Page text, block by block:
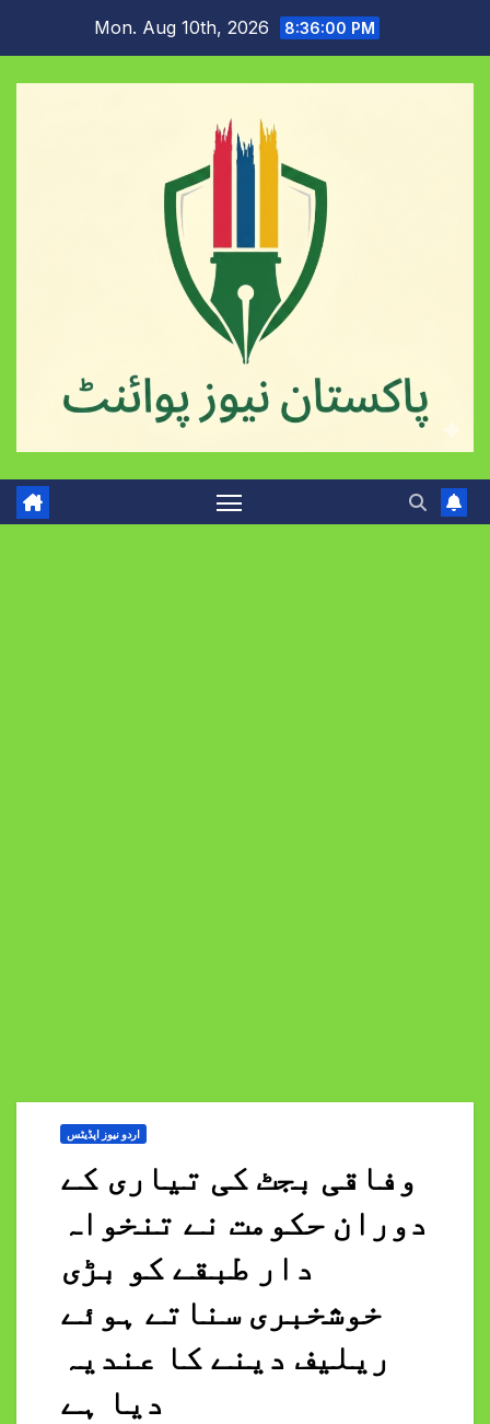
content
Mon. Aug 10th, 2026 8:36:01 PM
اردو نیوز اپڈیٹس
وفاقی بجٹ کی تیاری کے
دوران حکومت نے تنخواہ
دار طبقے کو بڑی
خوشخبری سناتے ہوئے
ریلیف دینے کا عندیہ
دیا ہے